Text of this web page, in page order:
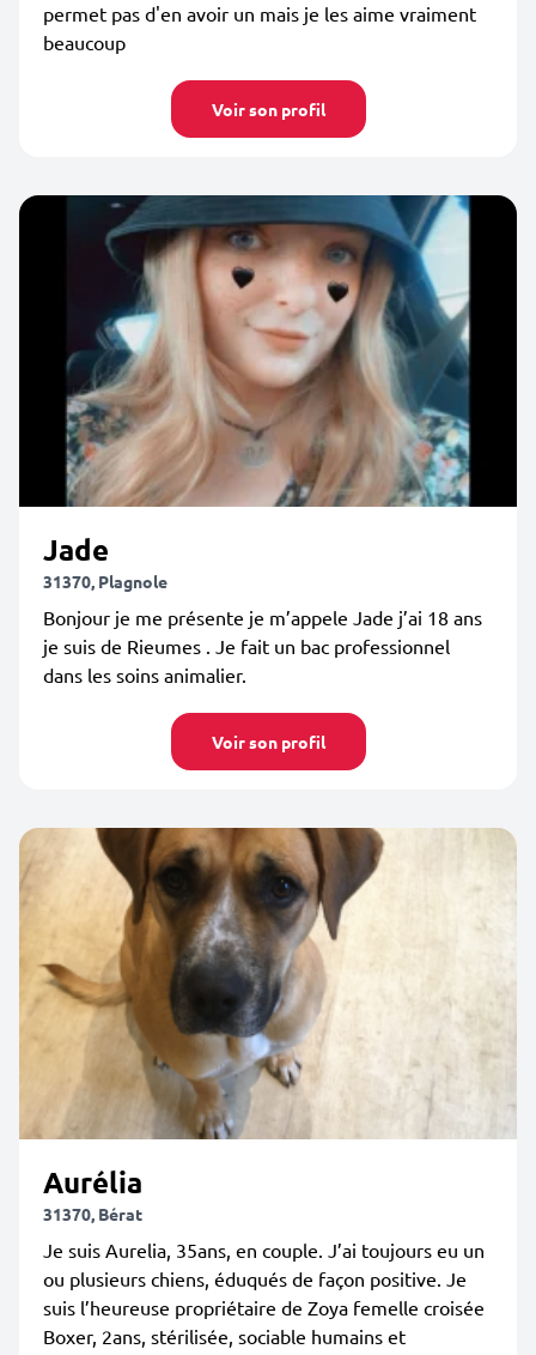
permet pas d'en avoir un mais je les aime vraiment
beaucoup
Voir son profil
Jade
31370, Plagnole
Bonjour je me présente je m’appele Jade j’ai 18 ans
je suis de Rieumes . Je fait un bac professionnel
dans les soins animalier.
Voir son profil
Aurélia
31370, Bérat
Je suis Aurelia, 35ans, en couple. J’ai toujours eu un
ou plusieurs chiens, éduqués de façon positive. Je
suis l’heureuse propriétaire de Zoya femelle croisée
Boxer, 2ans, stérilisée, sociable humains et